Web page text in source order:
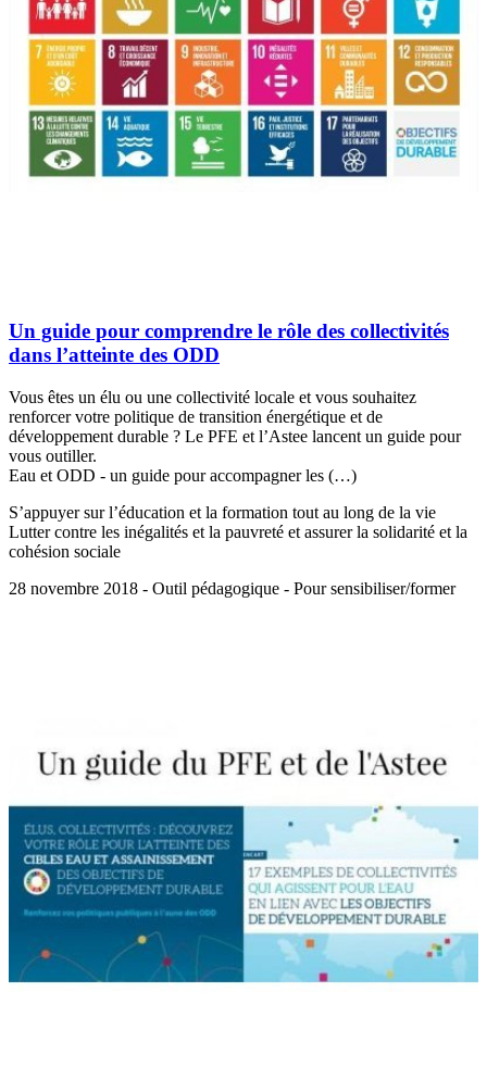
Un guide pour comprendre le rôle des collectivités
dans l’atteinte des ODD
Vous êtes un élu ou une collectivité locale et vous souhaitez
renforcer votre politique de transition énergétique et de
développement durable ? Le PFE et l’Astee lancent un guide pour
vous outiller.
Eau et ODD - un guide pour accompagner les (…)
S’appuyer sur l’éducation et la formation tout au long de la vie
Lutter contre les inégalités et la pauvreté et assurer la solidarité et la
cohésion sociale
28 novembre 2018 - Outil pédagogique - Pour sensibiliser/former